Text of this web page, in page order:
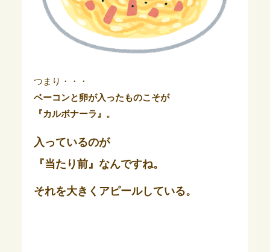
つまり・・・
ベーコンと卵が入ったものこそが
『カルボナーラ』。
入っているのが
『当たり前』なんですね。
それを大きくアピールしている。